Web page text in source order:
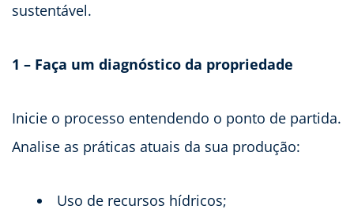
sustentável.
1 – Faça um diagnóstico da propriedade
Inicie o processo entendendo o ponto de partida.
Analise as práticas atuais da sua produção:
Uso de recursos hídricos;